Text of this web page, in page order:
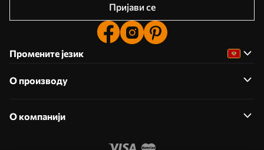
Пријави се
Промените језик
О производу
О компанији